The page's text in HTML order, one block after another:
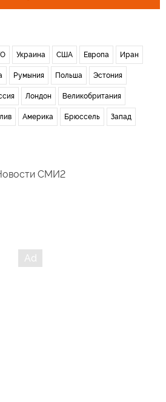
Украина США Европа Иран
Румыния Польша Эстония
Лондон Великобритания
Америка Брюссель Запад
СМИ2